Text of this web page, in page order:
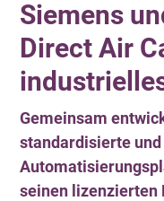
Siemens
Direct Air
Gemeinsam
standardisierte
seinen lizenzierten